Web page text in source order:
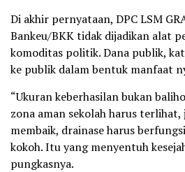
Di akhir pernyataan, DPC LSM
Bankeu/BKK tidak dijadikan alat
komoditas politik. Dana publik,
ke publik dalam bentuk manfaat
“Ukuran keberhasilan bukan
zona aman sekolah harus
membaik, drainase harus
kokoh. Itu yang menyentuh
pungkasnya.